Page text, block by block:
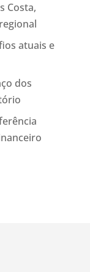
Costa,
atuais e
dos